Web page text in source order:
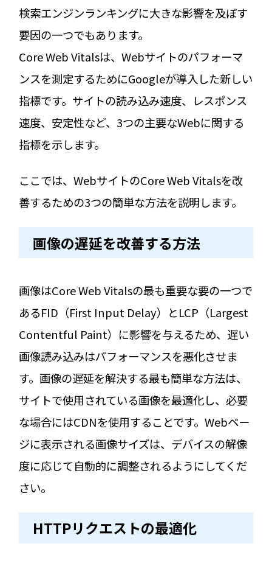
検索エンジンランキングに大きな影響を及ぼす
要因の一つでもあります。
Core Web Vitalsは、Webサイトのパフォーマ
ンスを測定するためにGoogleが導入した新しい
指標です。サイトの読み込み速度、レスポンス
速度、安定性など、3つの主要なWebに関する
指標を示します。
ここでは、WebサイトのCore Web Vitalsを改
善するための3つの簡単な方法を説明します。
画像の遅延を改善する方法
画像はCore Web Vitalsの最も重要な要の一つで
あるFID（First Input Delay）とLCP（Largest
Contentful Paint）に影響を与えるため、遅い
画像読み込みはパフォーマンスを悪化させま
す。画像の遅延を解決する最も簡単な方法は、
サイトで使用されている画像を最適化し、必要
な場合にはCDNを使用することです。Webペー
ジに表示される画像サイズは、デバイスの解像
度に応じて自動的に調整されるようにしてくだ
さい。
HTTPリクエストの最適化